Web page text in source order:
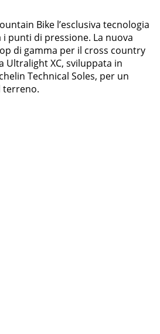
Bike l’esclusiva tecnologia
punti di pressione. La nuova
di gamma per il cross country
Ultralight XC, sviluppata in
Technical Soles, per un
terreno.